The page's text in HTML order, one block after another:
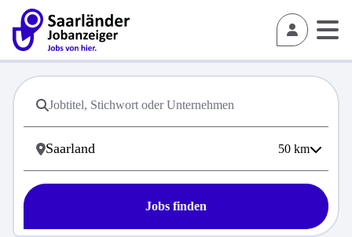
50 km
Jobs finden